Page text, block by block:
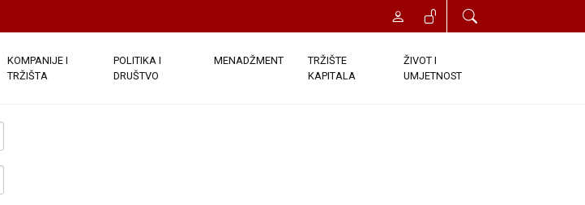
KOMPANIJE I
TRŽIŠTA
POLITIKA I
DRUŠTVO
MENADŽMENT
TRŽIŠTE
KAPITALA
ŽIVOT I
UMJETNOST
o vašem računu dostavljeni, bit će vam odobren trenutni pristup